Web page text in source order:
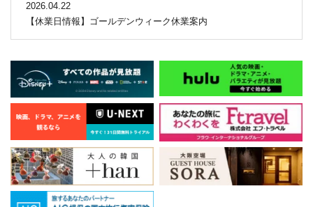
2026.04.22
【休業日情報】ゴールデンウィーク休業案内